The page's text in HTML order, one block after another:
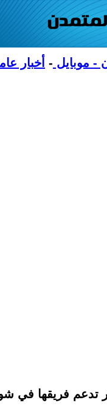
- موبايل - أخبار
تدعم فريقها في